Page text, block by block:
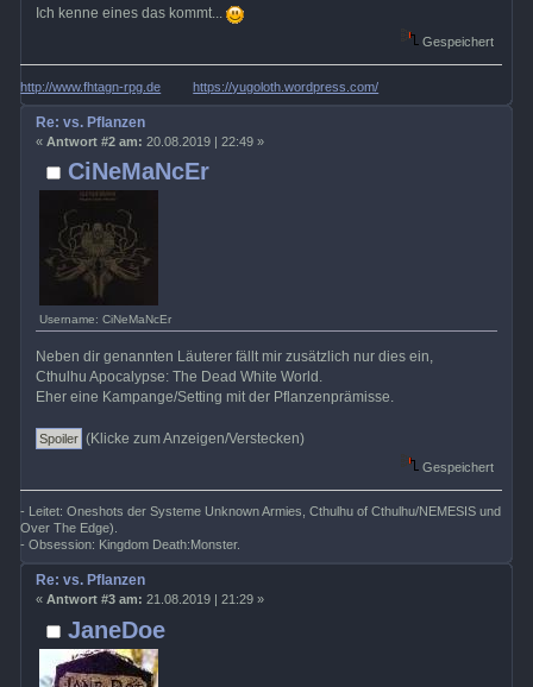
Ich kenne eines das kommt...
Gespeichert
http://www.fhtagn-rpg.de https://yugoloth.wordpress.com/
CiNeMaNcEr
Username: CiNeMaNcEr
Re: vs. Pflanzen
« Antwort #2 am: 20.08.2019 | 22:49 »
Neben dir genannten Läuterer fällt mir zusätzlich nur dies ein,
Cthulhu Apocalypse: The Dead White World.
Eher eine Kampange/Setting mit der Pflanzenprämisse.
(Klicke zum Anzeigen/Verstecken)
Gespeichert
- Leitet: Oneshots der Systeme Unknown Armies, Cthulhu of Cthulhu/NEMESIS und
Over The Edge).
- Obsession: Kingdom Death:Monster.
JaneDoe
Re: vs. Pflanzen
« Antwort #3 am: 21.08.2019 | 21:29 »